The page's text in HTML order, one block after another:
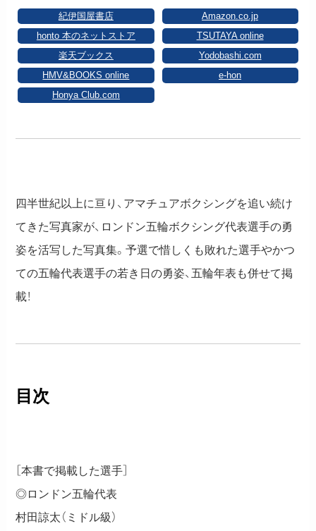
紀伊国屋書店
Amazon.co.jp
honto 本のネットストア
TSUTAYA online
楽天ブックス
Yodobashi.com
HMV&BOOKS online
e-hon
Honya Club.com
四半世紀以上に亘り、アマチュアボクシングを追い続け
てきた写真家が、ロンドン五輪ボクシング代表選手の勇
姿を活写した写真集。予選で惜しくも敗れた選手やかつ
ての五輪代表選手の若き日の勇姿、五輪年表も併せて掲
載！
目次
［本書で掲載した選手］
◎ロンドン五輪代表
村田諒太（ミドル級）